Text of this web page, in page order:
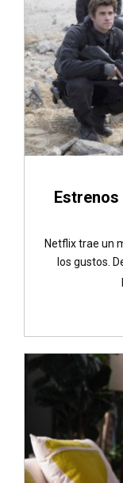
Netflix trae un
los gustos.